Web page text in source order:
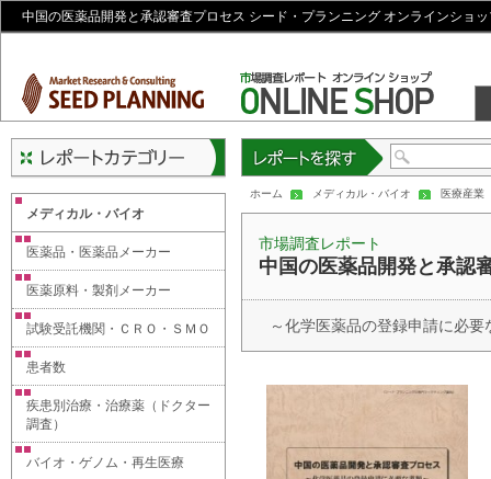
中国の医薬品開発と承認審査プロセス シード・プランニング オンラインショ
ホーム メディカル・バイオ 医療産業
市場調査レポート
中国の医薬品開発と承認
～化学医薬品の登録申請に必要
メディカル・バイオ
医薬品・医薬品メーカー
医薬原料・製剤メーカー
試験受託機関・ＣＲＯ・ＳＭＯ
患者数
疾患別治療・治療薬（ドクター
調査）
バイオ・ゲノム・再生医療